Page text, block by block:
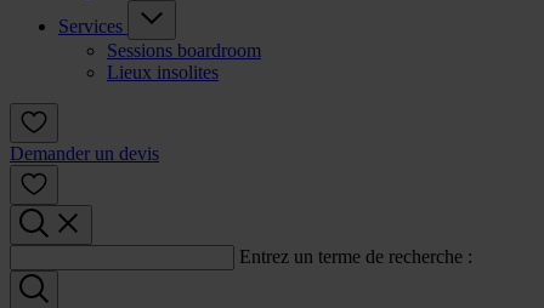
Services
Sessions boardroom
Lieux insolites
Demander un devis
Entrez un terme de recherche :